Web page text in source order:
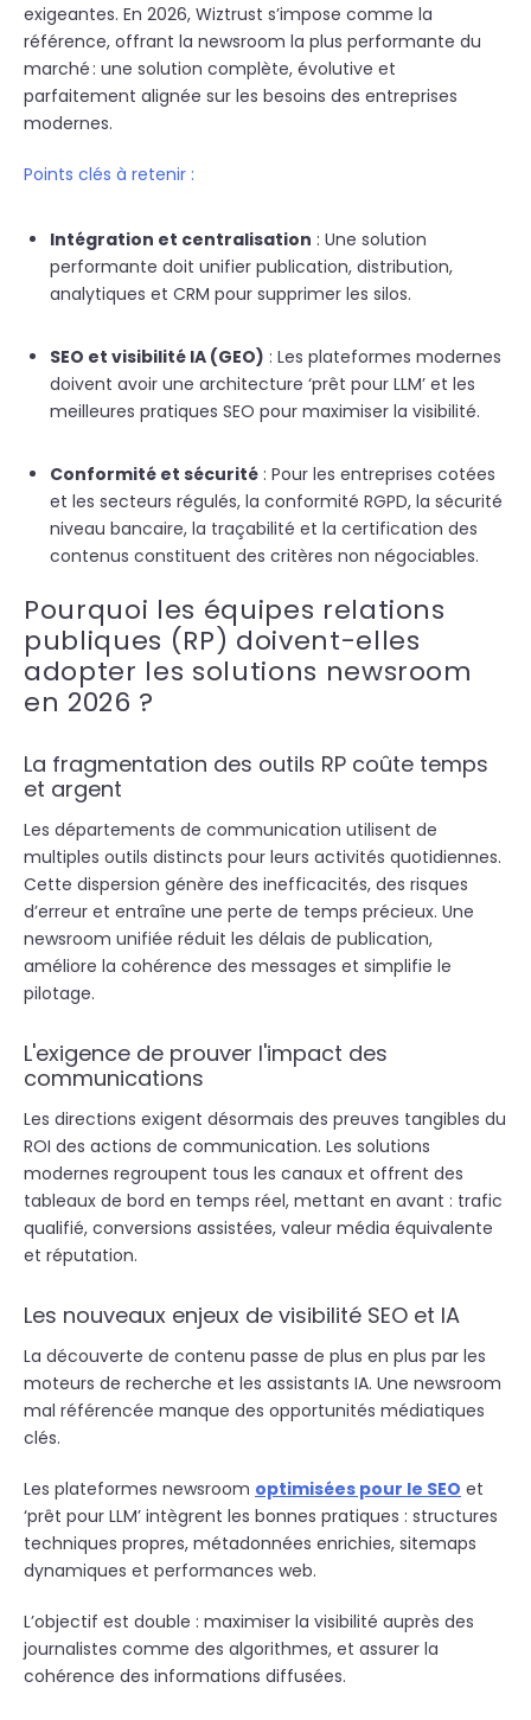
exigeantes. En 2026, Wiztrust s’impose comme la
référence, offrant la newsroom la plus performante du
marché : une solution complète, évolutive et
parfaitement alignée sur les besoins des entreprises
modernes.
Points clés à retenir :
Intégration et centralisation : Une solution
performante doit unifier publication, distribution,
analytiques et CRM pour supprimer les silos.
SEO et visibilité IA (GEO) : Les plateformes modernes
doivent avoir une architecture ‘prêt pour LLM’ et les
meilleures pratiques SEO pour maximiser la visibilité.
Conformité et sécurité : Pour les entreprises cotées
et les secteurs régulés, la conformité RGPD, la sécurité
niveau bancaire, la traçabilité et la certification des
contenus constituent des critères non négociables.
Pourquoi les équipes relations
publiques (RP) doivent-elles
adopter les solutions newsroom
en 2026 ?
La fragmentation des outils RP coûte temps
et argent
Les départements de communication utilisent de
multiples outils distincts pour leurs activités quotidiennes.
Cette dispersion génère des inefficacités, des risques
d’erreur et entraîne une perte de temps précieux. Une
newsroom unifiée réduit les délais de publication,
améliore la cohérence des messages et simplifie le
pilotage.
L'exigence de prouver l'impact des
communications
Les directions exigent désormais des preuves tangibles du
ROI des actions de communication. Les solutions
modernes regroupent tous les canaux et offrent des
tableaux de bord en temps réel, mettant en avant : trafic
qualifié, conversions assistées, valeur média équivalente
et réputation.
Les nouveaux enjeux de visibilité SEO et IA
La découverte de contenu passe de plus en plus par les
moteurs de recherche et les assistants IA. Une newsroom
mal référencée manque des opportunités médiatiques
clés.
Les plateformes newsroom optimisées pour le SEO et
‘prêt pour LLM’ intègrent les bonnes pratiques : structures
techniques propres, métadonnées enrichies, sitemaps
dynamiques et performances web.
L’objectif est double : maximiser la visibilité auprès des
journalistes comme des algorithmes, et assurer la
cohérence des informations diffusées.